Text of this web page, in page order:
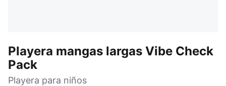
Playera mangas largas Vibe Check
Pack
Playera para niños